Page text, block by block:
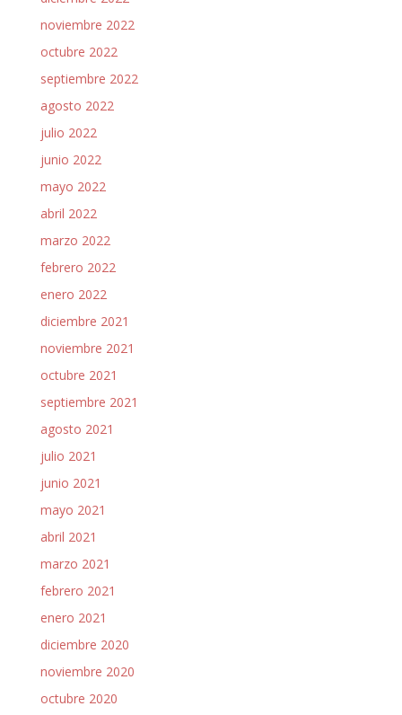
noviembre 2022
octubre 2022
septiembre 2022
agosto 2022
julio 2022
junio 2022
mayo 2022
abril 2022
marzo 2022
febrero 2022
enero 2022
diciembre 2021
noviembre 2021
octubre 2021
septiembre 2021
agosto 2021
julio 2021
junio 2021
mayo 2021
abril 2021
marzo 2021
febrero 2021
enero 2021
diciembre 2020
noviembre 2020
octubre 2020